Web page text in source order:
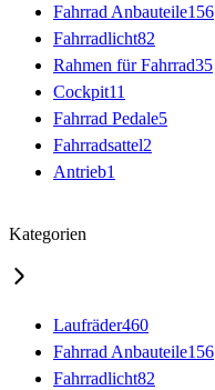
Fahrrad Anbauteile156
Fahrradlicht82
Rahmen für Fahrrad35
Cockpit11
Fahrrad Pedale5
Fahrradsattel2
Antrieb1
Kategorien
Laufräder460
Fahrrad Anbauteile156
Fahrradlicht82